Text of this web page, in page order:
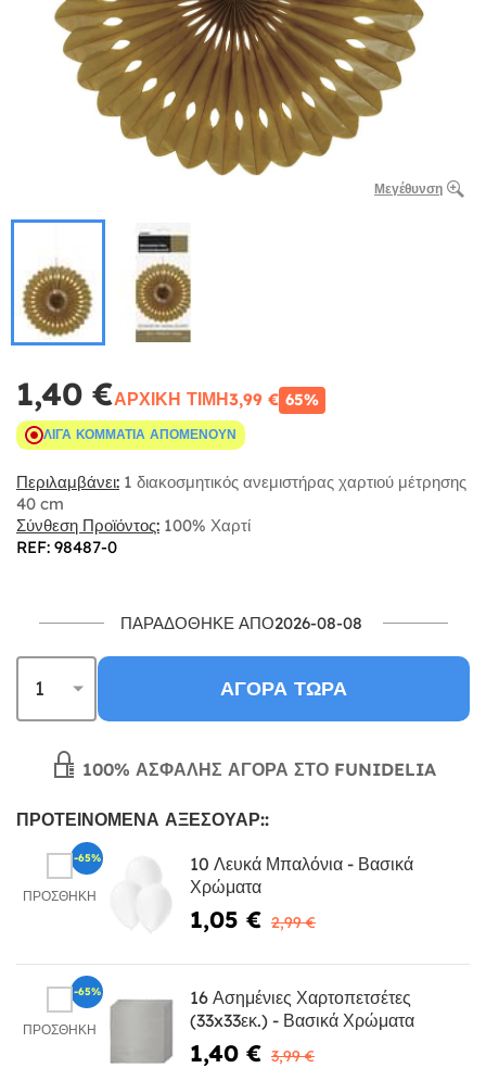
Μεγέθυνση
1,40 €ΑΡΧΙΚΉ ΤΙΜΉ3,99 € 65%
ΛΊΓΑ ΚΟΜΜΆΤΙΑ ΑΠΟΜΈΝΟΥΝ
Περιλαμβάνει: 1 διακοσμητικός ανεμιστήρας χαρτιού μέτρησης
40 cm
Σύνθεση Προϊόντος: 100% Χαρτί
REF: 98487-0
ΠΑΡΑΔΌΘΗΚΕ ΑΠΌ2026-08-08
ΑΓΟΡΆ ΤΏΡΑ
100% ΑΣΦΑΛΉΣ ΑΓΟΡΆ ΣΤΟ FUNIDELIA
ΠΡΟΤΕΙΝΌΜΕΝΑ ΑΞΕΣΟΥΆΡ::
ΠΡΟΣΘΉΚΗ
10 Λευκά Μπαλόνια - Βασικά
Χρώματα
1,05 € 2,99 €
-65%
ΠΡΟΣΘΉΚΗ
16 Ασημένιες Χαρτοπετσέτες
(33x33εκ.) - Βασικά Χρώματα
1,40 € 3,99 €
-65%